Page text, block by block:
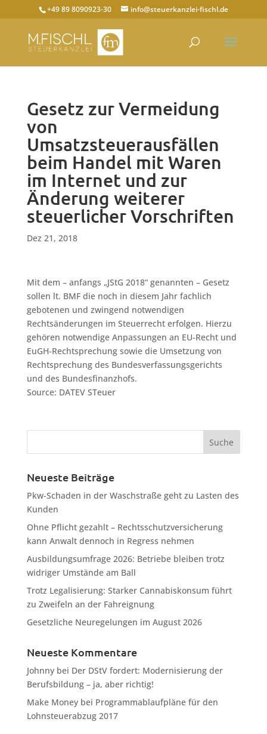
+49 89 8090923-30 info@steuerkanzlei-fischl.de
Gesetz zur Vermeidung
von
Umsatzsteuerausfällen
beim Handel mit Waren
im Internet und zur
Änderung weiterer
steuerlicher Vorschriften
Dez 21, 2018
Mit dem – anfangs „JStG 2018“ genannten – Gesetz
sollen lt. BMF die noch in diesem Jahr fachlich
gebotenen und zwingend notwendigen
Rechtsänderungen im Steuerrecht erfolgen. Hierzu
gehören notwendige Anpassungen an EU-Recht und
EuGH-Rechtsprechung sowie die Umsetzung von
Rechtsprechung des Bundesverfassungsgerichts
und des Bundesfinanzhofs.
Source: DATEV STeuer
Neueste Beiträge
Pkw-Schaden in der Waschstraße geht zu Lasten des
Kunden
Ohne Pflicht gezahlt – Rechtsschutzversicherung
kann Anwalt dennoch in Regress nehmen
Ausbildungsumfrage 2026: Betriebe bleiben trotz
widriger Umstände am Ball
Trotz Legalisierung: Starker Cannabiskonsum führt
zu Zweifeln an der Fahreignung
Gesetzliche Neuregelungen im August 2026
Neueste Kommentare
Johnnybei Der DStV fordert: Modernisierung der
Berufsbildung – ja, aber richtig!
Make Moneybei Programmablaufpläne für den
Lohnsteuerabzug 2017